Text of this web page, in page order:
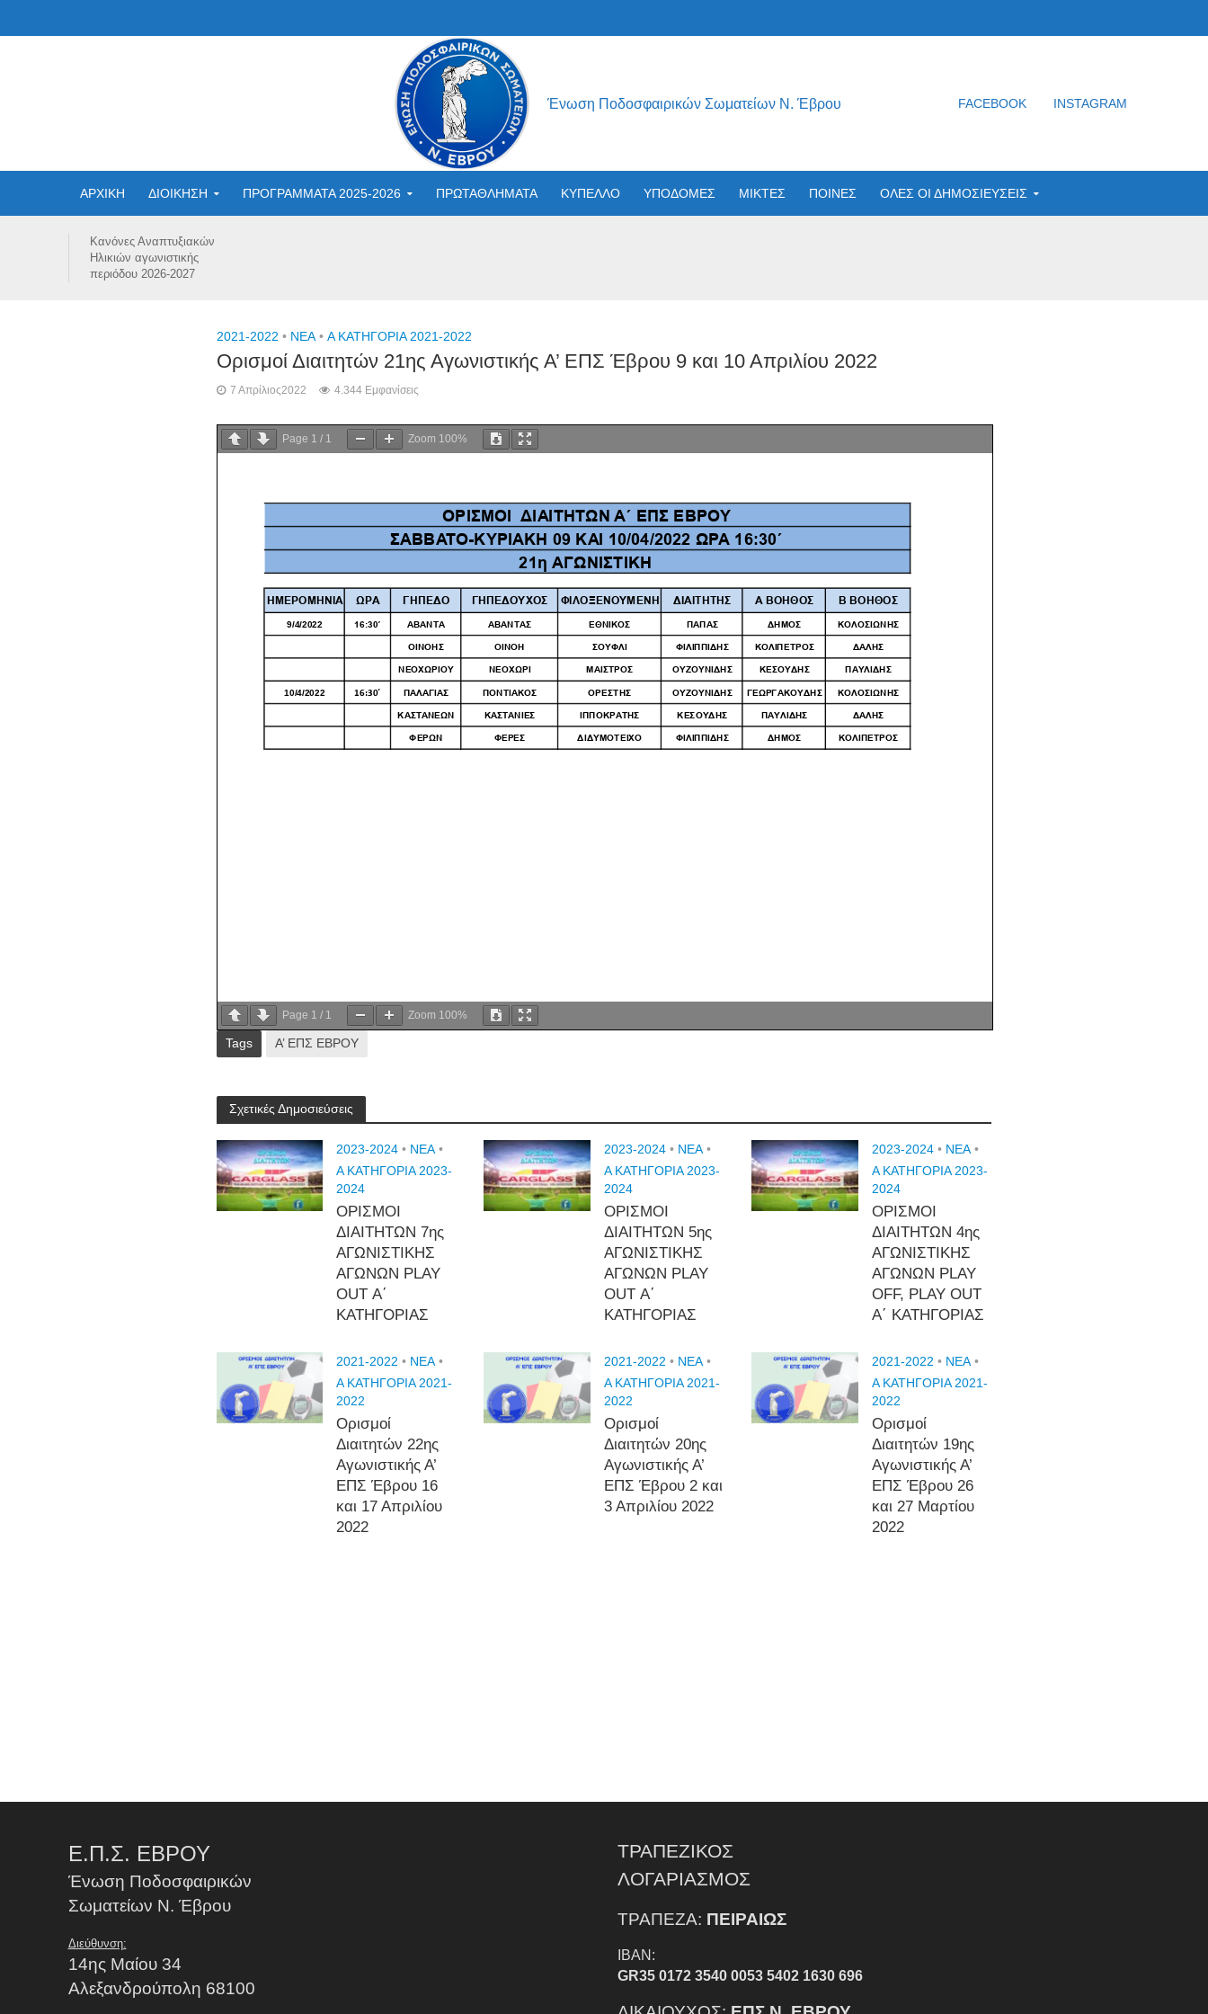
Ένωση Ποδοσφαιρικών Σωματείων Ν. Έβρου FACEBOOK INSTAGRAM
ΑΡΧΙΚΗ ΔΙΟΙΚΗΣΗ ΠΡΟΓΡΑΜΜΑΤΑ 2025-2026 ΠΡΩΤΑΘΛΗΜΑΤΑ ΚΥΠΕΛΛΟ ΥΠΟΔΟΜΕΣ ΜΙΚΤΕΣ ΠΟΙΝΕΣ ΟΛΕΣ ΟΙ ΔΗΜΟΣΙΕΥΣΕΙΣ
Κανόνες Αναπτυξιακών
Ηλικιών αγωνιστικής
περιόδου 2026-2027
2021-2022 • NEA • Α ΚΑΤΗΓΟΡΙΑ 2021-2022
Ορισμοί Διαιτητών 21ης Αγωνιστικής Α’ ΕΠΣ Έβρου 9 και 10 Απριλίου 2022
7 Απρίλιος2022 4.344 Εμφανίσεις
Page 1 / 1 Zoom 100%
Page 1 / 1 Zoom 100%
Tags Α’ ΕΠΣ ΕΒΡΟΥ
Σχετικές Δημοσιεύσεις
2023-2024 • NEA •
Α ΚΑΤΗΓΟΡΙΑ 2023-
2024
ΟΡΙΣΜΟΙ
ΔΙΑΙΤΗΤΩΝ 7ης
ΑΓΩΝΙΣΤΙΚΗΣ
ΑΓΩΝΩΝ PLAY
OUT Α΄
ΚΑΤΗΓΟΡΙΑΣ
2023-2024 • NEA •
Α ΚΑΤΗΓΟΡΙΑ 2023-
2024
ΟΡΙΣΜΟΙ
ΔΙΑΙΤΗΤΩΝ 5ης
ΑΓΩΝΙΣΤΙΚΗΣ
ΑΓΩΝΩΝ PLAY
OUT Α΄
ΚΑΤΗΓΟΡΙΑΣ
2023-2024 • NEA •
Α ΚΑΤΗΓΟΡΙΑ 2023-
2024
ΟΡΙΣΜΟΙ
ΔΙΑΙΤΗΤΩΝ 4ης
ΑΓΩΝΙΣΤΙΚΗΣ
ΑΓΩΝΩΝ PLAY
OFF, PLAY OUT
Α΄ ΚΑΤΗΓΟΡΙΑΣ
2021-2022 • NEA •
Α ΚΑΤΗΓΟΡΙΑ 2021-
2022
Ορισμοί
Διαιτητών 22ης
Αγωνιστικής Α’
ΕΠΣ Έβρου 16
και 17 Απριλίου
2022
2021-2022 • NEA •
Α ΚΑΤΗΓΟΡΙΑ 2021-
2022
Ορισμοί
Διαιτητών 20ης
Αγωνιστικής Α’
ΕΠΣ Έβρου 2 και
3 Απριλίου 2022
2021-2022 • NEA •
Α ΚΑΤΗΓΟΡΙΑ 2021-
2022
Ορισμοί
Διαιτητών 19ης
Αγωνιστικής Α’
ΕΠΣ Έβρου 26
και 27 Μαρτίου
2022
Ε.Π.Σ. ΕΒΡΟΥ
Ένωση Ποδοσφαιρικών
Σωματείων Ν. Έβρου
Διεύθυνση:
14ης Μαίου 34
Αλεξανδρούπολη 68100
ΤΡΑΠΕΖΙΚΟΣ
ΛΟΓΑΡΙΑΣΜΟΣ
ΤΡΑΠΕΖΑ: ΠΕΙΡΑΙΩΣ
IBAN:
GR35 0172 3540 0053 5402 1630 696